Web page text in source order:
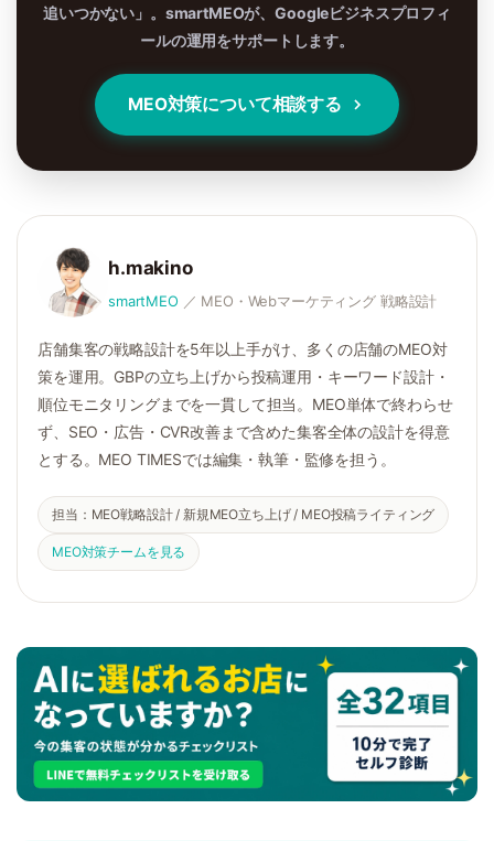
追いつかない」。smartMEOが、Googleビジネスプロフィ
ールの運用をサポートします。
MEO対策について相談する
h.makino
smartMEO ／ MEO・Webマーケティング 戦略設計
店舗集客の戦略設計を5年以上手がけ、多くの店舗のMEO対
策を運用。GBPの立ち上げから投稿運用・キーワード設計・
順位モニタリングまでを一貫して担当。MEO単体で終わらせ
ず、SEO・広告・CVR改善まで含めた集客全体の設計を得意
とする。MEO TIMESでは編集・執筆・監修を担う。
担当：MEO戦略設計 / 新規MEO立ち上げ / MEO投稿ライティング
MEO対策チームを見る